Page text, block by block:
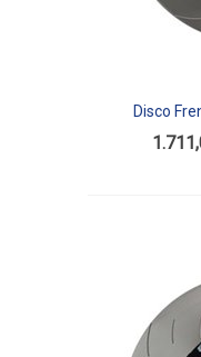
Añadir
Disco